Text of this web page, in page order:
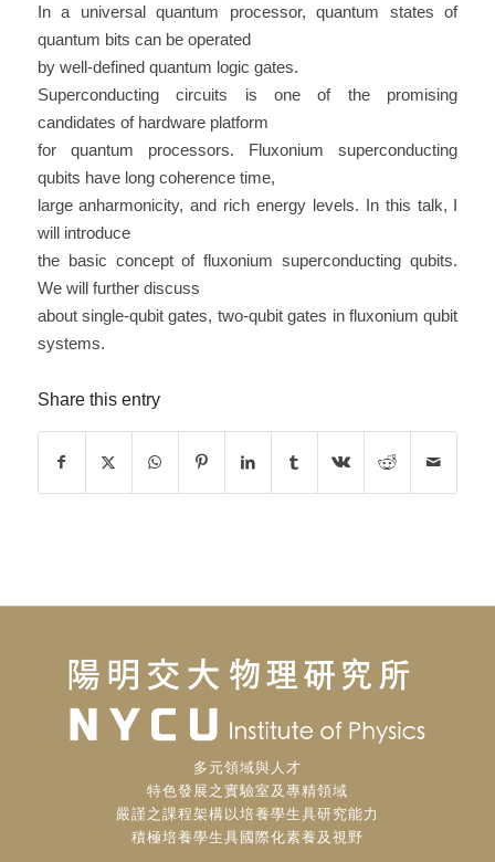
In a universal quantum processor, quantum states of
quantum bits can be operated
by well-defined quantum logic gates.
Superconducting circuits is one of the promising
candidates of hardware platform
for quantum processors. Fluxonium superconducting
qubits have long coherence time,
large anharmonicity, and rich energy levels. In this talk, I
will introduce
the basic concept of fluxonium superconducting qubits.
We will further discuss
about single-qubit gates, two-qubit gates in fluxonium qubit
systems.
Share this entry
多元領域與人才
特色發展之實驗室及專精領域
嚴謹之課程架構以培養學生具研究能力
積極培養學生具國際化素養及視野